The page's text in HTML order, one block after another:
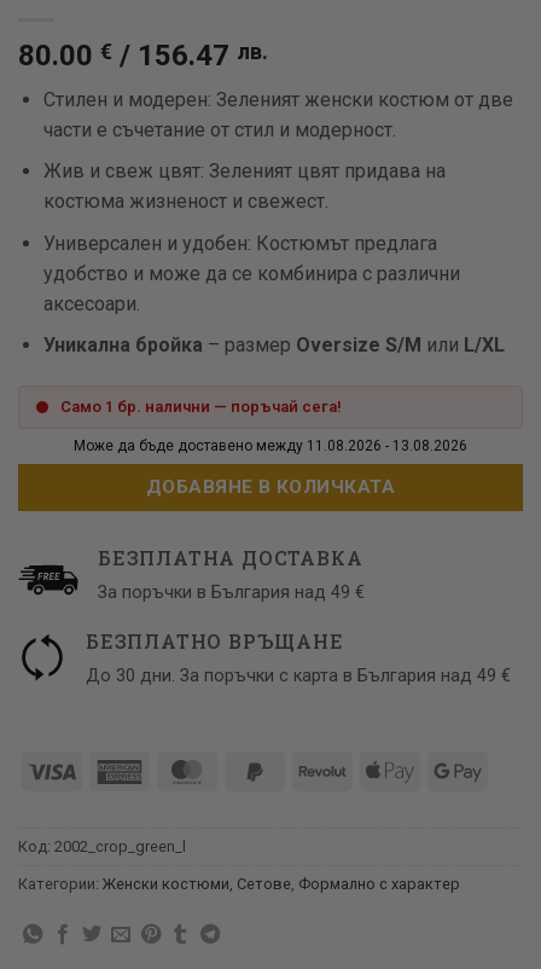
80.00 € / 156.47 лв.
Стилен и модерен: Зеленият женски костюм от две
части е съчетание от стил и модерност.
Жив и свеж цвят: Зеленият цвят придава на
костюма жизненост и свежест.
Универсален и удобен: Костюмът предлага
удобство и може да се комбинира с различни
аксесоари.
Уникална бройка – размер Oversize S/M или L/XL
Само 1 бр. налични — поръчай сега!
Може да бъде доставено между 11.08.2026 - 13.08.2026
ДОБАВЯНЕ В КОЛИЧКАТА
БЕЗПЛАТНА ДОСТАВКА
За поръчки в България над 49 €
БЕЗПЛАТНО ВРЪЩАНЕ
До 30 дни. За поръчки с карта в България над 49 €
Visa
American MasterCardPayPal
RevolutApple
Google
Код: 2002_crop_green_l
Категории: Женски костюми, Сетове, Формално с характер